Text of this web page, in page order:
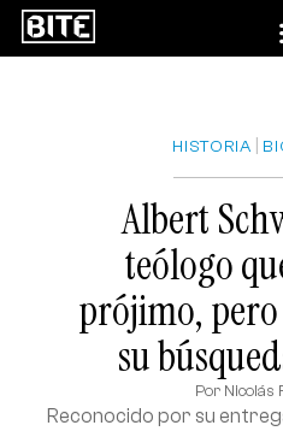
HISTORIA
Albert
teólogo
prójimo,
su
Por Nicolás
Reconocido por su